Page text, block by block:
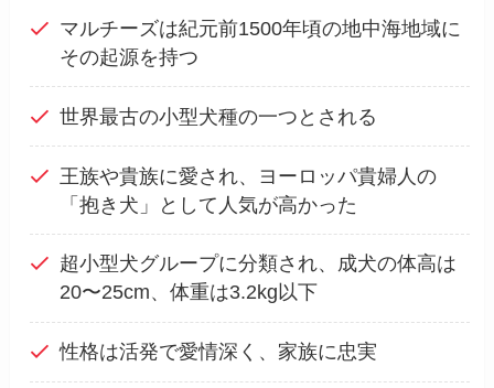
マルチーズは紀元前1500年頃の地中海地域に
その起源を持つ
世界最古の小型犬種の一つとされる
王族や貴族に愛され、ヨーロッパ貴婦人の
「抱き犬」として人気が高かった
超小型犬グループに分類され、成犬の体高は
20〜25cm、体重は3.2kg以下
性格は活発で愛情深く、家族に忠実